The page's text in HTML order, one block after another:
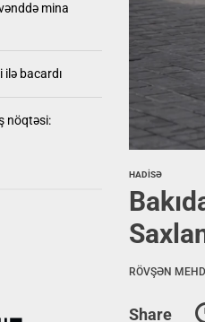
HADİSƏ
RÖVŞƏN
Share
mina
bacardı
nöqtəsi: